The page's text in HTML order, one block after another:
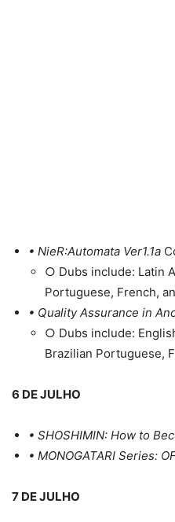
• NieR:Automata Ver1.1a
○ Dubs include: Latin
Portuguese, French,
• Quality Assurance in
○ Dubs include:
Brazilian Portuguese,
6 DE JULHO
• SHOSHIMIN: How to
• MONOGATARI Series:
7 DE JULHO